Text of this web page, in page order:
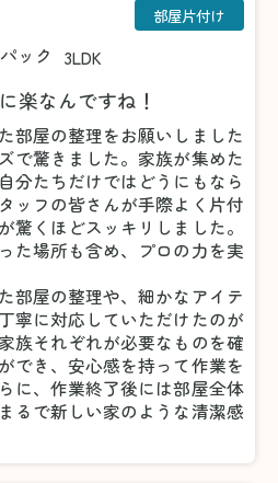
ック 3LDK
部屋片付け
楽なんですね！
部屋の整理をお願いしました
で驚きました。家族が集めた
分たちだけではどうにもなら
ッフの皆さんが手際よく片付
驚くほどスッキリしました。
た場所も含め、プロの力を実
部屋の整理や、細かなアイテ
寧に対応していただけたのが
族それぞれが必要なものを確
でき、安心感を持って作業を
に、作業終了後には部屋全体
るで新しい家のような清潔感